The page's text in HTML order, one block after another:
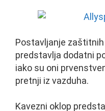
Postavljanje
predstavlja dodatni
iako su oni
pretnji iz vazduha.
Kavezni oklop